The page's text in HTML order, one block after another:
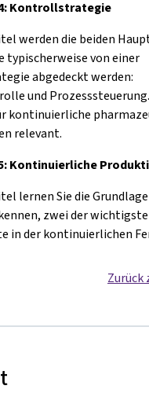
Kontrollstrategie
werden die beiden
typischerweise von einer
abgedeckt werden:
und
kontinuierliche
relevant.
Kontinuierliche
lernen Sie die
zwei der
in der kontinuierlichen
Zurück